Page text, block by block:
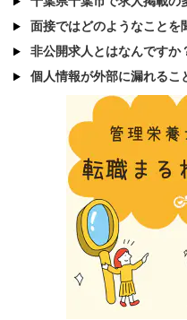
面接ではどのようなことを
非公開求人とはなんですか
個人情報が外部に漏れるこ